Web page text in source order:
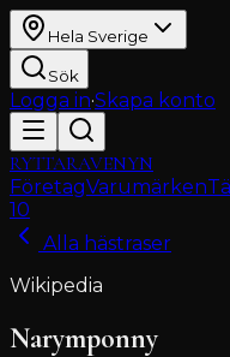
Hela Sverige
Sök
Logga in·Skapa konto
RYTTARAVENYN
FöretagVarumärken
10
Alla hästraser
Wikipedia
Narymponny